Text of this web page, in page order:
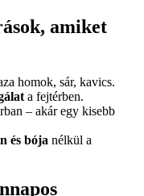
amiket
homok, sár, kavics.
a fejtérben.
– akár egy kisebb
és bója nélkül a